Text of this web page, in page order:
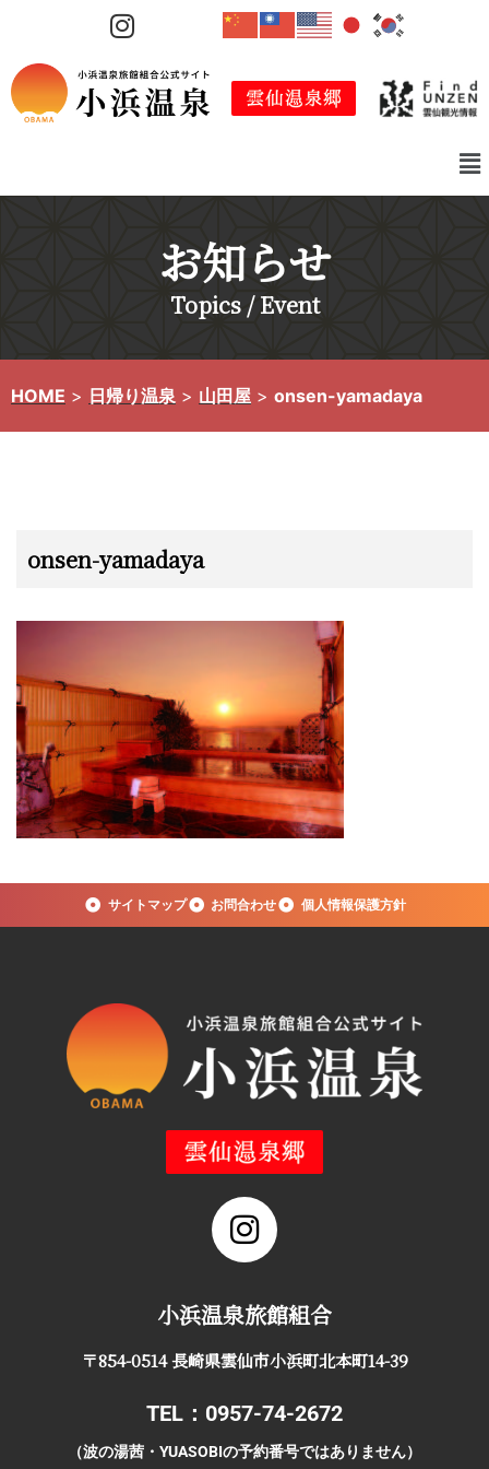
テ
ン
ス
お知らせ
Topics / Event
HOME > 日帰り温泉 > 山田屋 > onsen-yamadaya
onsen-yamadaya
サイトマップ お問合わせ 個人情報保護方針
小浜温泉旅館組合
〒854-0514 長崎県雲仙市小浜町北本町14-39
TEL：0957-74-2672
（波の湯茜・YUASOBIの予約番号ではありません）